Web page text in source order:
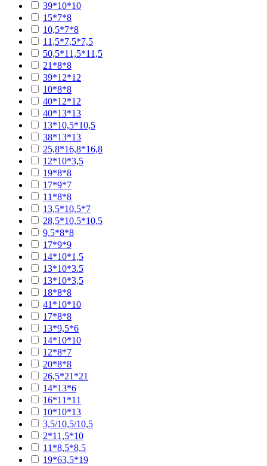
39*10*10
15*7*8
10,5*7*8
11,5*7,5*7,5
50,5*11,5*11,5
21*8*8
39*12*12
10*8*8
40*12*12
40*13*13
13*10,5*10,5
38*13*13
25,8*16,8*16,8
12*10*3,5
19*8*8
17*9*7
11*8*8
13,5*10,5*7
28,5*10,5*10,5
9,5*8*8
17*9*9
14*10*1,5
13*10*3.5
13*10*3,5
18*8*8
41*10*10
17*8*8
13*9,5*6
14*10*10
12*8*7
20*8*8
26,5*21*21
14*13*6
16*11*11
10*10*13
3,5/10,5/10,5
2*11,5*10
11*8,5*8,5
19*63,5*19